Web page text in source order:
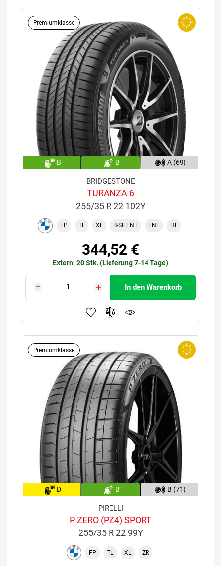
Premiumklasse
B B A (69)
BRIDGESTONE
TURANZA 6
255/35 R 22 102Y
FP TL XL B-SILENT ENL HL
344,52 €
Extern: 20 Stk. (Lieferung 7-14 Tage)
In den Warenkorb
Premiumklasse
D B B (71)
PIRELLI
P ZERO (PZ4) SPORT
255/35 R 22 99Y
FP TL XL ZR